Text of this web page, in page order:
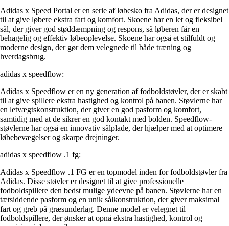
Adidas x Speed Portal er en serie af løbesko fra Adidas, der er designet
til at give løbere ekstra fart og komfort. Skoene har en let og fleksibel
sål, der giver god støddæmpning og respons, så løberen får en
behagelig og effektiv løbeoplevelse. Skoene har også et stilfuldt og
moderne design, der gør dem velegnede til både træning og
hverdagsbrug.
adidas x speedflow:
Adidas x Speedflow er en ny generation af fodboldstøvler, der er skabt
til at give spillere ekstra hastighed og kontrol på banen. Støvlerne har
en letvægtskonstruktion, der giver en god pasform og komfort,
samtidig med at de sikrer en god kontakt med bolden. Speedflow-
støvlerne har også en innovativ sålplade, der hjælper med at optimere
løbebevægelser og skarpe drejninger.
adidas x speedflow .1 fg:
Adidas x Speedflow .1 FG er en topmodel inden for fodboldstøvler fra
Adidas. Disse støvler er designet til at give professionelle
fodboldspillere den bedst mulige ydeevne på banen. Støvlerne har en
tætsiddende pasform og en unik sålkonstruktion, der giver maksimal
fart og greb på græsunderlag. Denne model er velegnet til
fodboldspillere, der ønsker at opnå ekstra hastighed, kontrol og